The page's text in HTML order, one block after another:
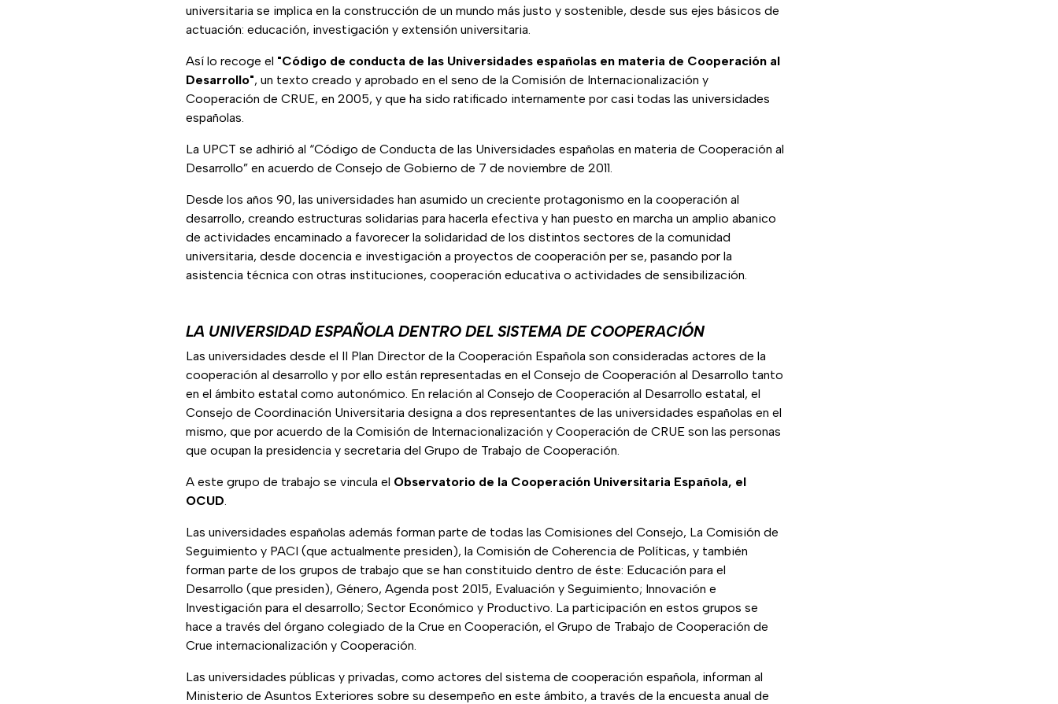
universitaria se implica en la construcción de un mundo más justo y sostenible, desde sus ejes básicos de
actuación: educación, investigación y extensión universitaria.
Así lo recoge el "Código de conducta de las Universidades españolas en materia de Cooperación al
Desarrollo", un texto creado y aprobado en el seno de la Comisión de Internacionalización y
Cooperación de CRUE, en 2005, y que ha sido ratificado internamente por casi todas las universidades
españolas.
La UPCT se adhirió al “Código de Conducta de las Universidades españolas en materia de Cooperación al
Desarrollo” en acuerdo de Consejo de Gobierno de 7 de noviembre de 2011.
Desde los años 90, las universidades han asumido un creciente protagonismo en la cooperación al
desarrollo, creando estructuras solidarias para hacerla efectiva y han puesto en marcha un amplio abanico
de actividades encaminado a favorecer la solidaridad de los distintos sectores de la comunidad
universitaria, desde docencia e investigación a proyectos de cooperación per se, pasando por la
asistencia técnica con otras instituciones, cooperación educativa o actividades de sensibilización.
LA UNIVERSIDAD ESPAÑOLA DENTRO DEL SISTEMA DE COOPERACIÓN
Las universidades desde el II Plan Director de la Cooperación Española son consideradas actores de la
cooperación al desarrollo y por ello están representadas en el Consejo de Cooperación al Desarrollo tanto
en el ámbito estatal como autonómico. En relación al Consejo de Cooperación al Desarrollo estatal, el
Consejo de Coordinación Universitaria designa a dos representantes de las universidades españolas en el
mismo, que por acuerdo de la Comisión de Internacionalización y Cooperación de CRUE son las personas
que ocupan la presidencia y secretaria del Grupo de Trabajo de Cooperación.
A este grupo de trabajo se vincula el Observatorio de la Cooperación Universitaria Española, el
OCUD.
Las universidades españolas además forman parte de todas las Comisiones del Consejo, La Comisión de
Seguimiento y PACI (que actualmente presiden), la Comisión de Coherencia de Políticas, y también
forman parte de los grupos de trabajo que se han constituido dentro de éste: Educación para el
Desarrollo (que presiden), Género, Agenda post 2015, Evaluación y Seguimiento; Innovación e
Investigación para el desarrollo; Sector Económico y Productivo. La participación en estos grupos se
hace a través del órgano colegiado de la Crue en Cooperación, el Grupo de Trabajo de Cooperación de
Crue internacionalización y Cooperación.
Las universidades públicas y privadas, como actores del sistema de cooperación española, informan al
Ministerio de Asuntos Exteriores sobre su desempeño en este ámbito, a través de la encuesta anual de